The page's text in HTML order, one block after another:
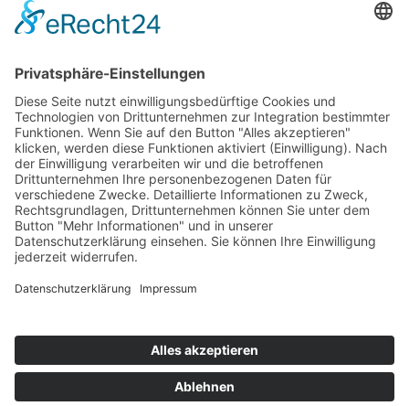
Personen
Nationale Kooperationen
L.E.V.
Nachlese
Soziales Engagement
Materialien und Links
Personen
Kontakt
ÖKOLOG/PILGRIM
Aktuelles
Materialien & Links
Landes-ARGE-Lehrer:innengesundheit
PHDL-Chor
Improtheater
Kapelle
Weiße Galerie
Aktuelles